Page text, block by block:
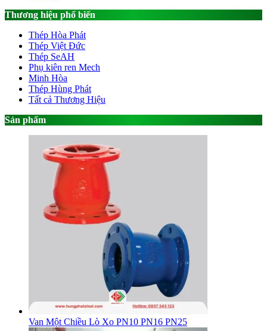
Thương hiệu phổ biến
Thép Hòa Phát
Thép Việt Đức
Thép SeAH
Phụ kiên ren Mech
Minh Hòa
Thép Hùng Phát
Tất cả Thương Hiệu
Sản phẩm
Van Một Chiều Lò Xo PN10 PN16 PN25